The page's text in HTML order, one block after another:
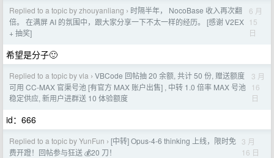
Replied to a topic by zhouyanliang › 时隔半年， NocoBase 收入再次翻
倍。 在满屏 AI 的氛围中，跟大家分享一下不太一样的经历。 [感谢 V2EX
+ 抽奖]
6 月
15
日
希望是分子🙂
Replied to a topic by vla › VBCode 回帖抽 20 余额, 共计 50 份, 赠送额度
可用 CC-MAX 官渠号池 [有官方 MAX 账户出售] , 中转 1.0 倍率 MAX 号池
稳定供应, 新用户进群送 10 体验额度
3 月
16
日
id：666
Replied to a topic by YunFun › [中转] Opus-4-6 thinking 上线，限时免
费开蹬！回帖参与狂送 💰20 刀！
3 月
16 日